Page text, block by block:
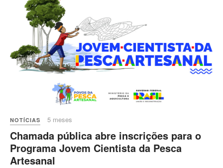
NOTÍCIAS 5 meses
Chamada pública abre inscrições para o
Programa Jovem Cientista da Pesca
Artesanal